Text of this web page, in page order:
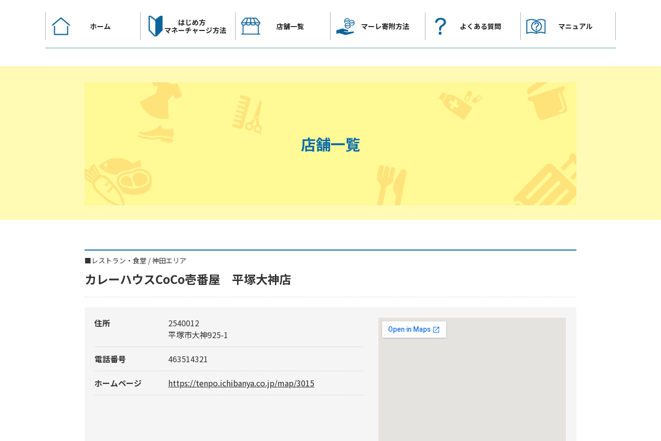
へ
ホーム
はじめ方
マネーチャージ方法
店舗一覧 マーレ寄附方法 よくある質問 マニュアル
店舗一覧
■ レストラン・食堂 /神田エリア
カレーハウスCoCo壱番屋 平塚大神店
住所
2540012
平塚市大神925-1
電話番号 463514321
ホームページ https://tenpo.ichibanya.co.jp/map/3015